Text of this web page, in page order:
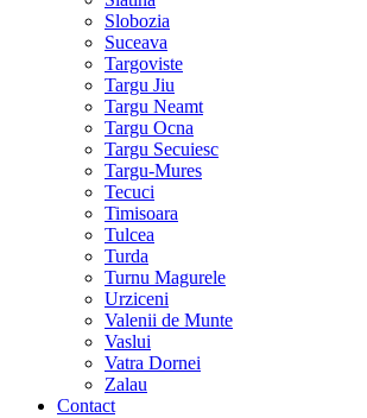
Slobozia
Suceava
Targoviste
Targu Jiu
Targu Neamt
Targu Ocna
Targu Secuiesc
Targu-Mures
Tecuci
Timisoara
Tulcea
Turda
Turnu Magurele
Urziceni
Valenii de Munte
Vaslui
Vatra Dornei
Zalau
Contact